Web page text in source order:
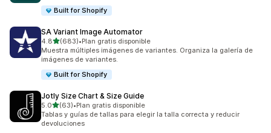
Built for Shopify
SA Variant Image Automator
4.8de 5 estrellas
(683)
683 reseñas en total
•Plan gratis disponible
Muestra múltiples imágenes de variantes. Organiza la galería de
imágenes de variantes.
Built for Shopify
Jotly Size Chart & Size Guide
5.0de 5 estrellas
(63)
63 reseñas en total
•Plan gratis disponible
Tablas y guías de tallas para elegir la talla correcta y reducir
devoluciones